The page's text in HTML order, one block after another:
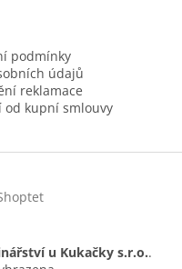
podmínky
údajů
reklamace
kupní smlouvy
u Kukačky s.r.o..